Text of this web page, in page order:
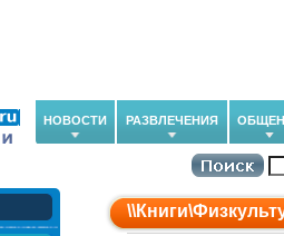
НОВОСТИ РАЗВЛЕЧЕНИЯ
\\Книги\